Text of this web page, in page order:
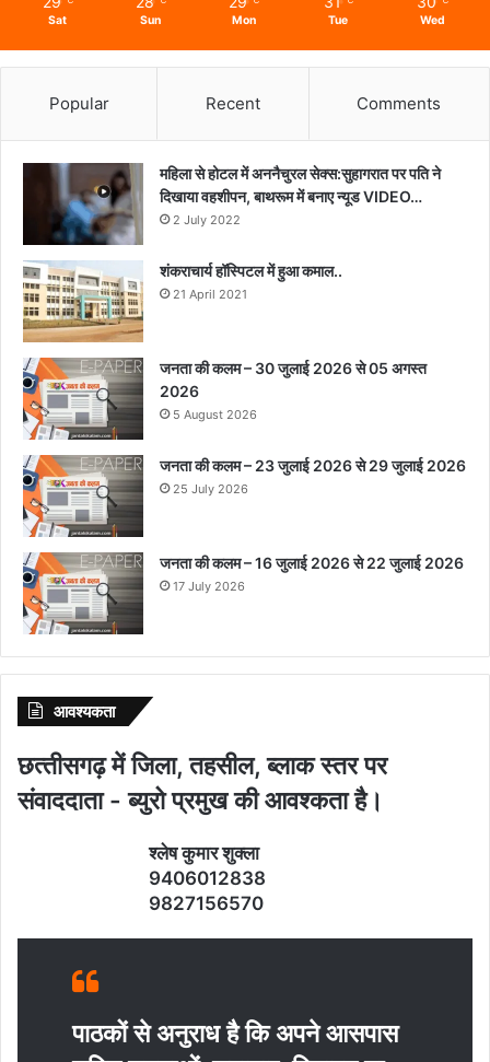
Sat Sun Mon Tue Wed
Popular Recent Comments
महिला से होटल में अननैचुरल सेक्स:सुहागरात पर पति ने
दिखाया वहशीपन, बाथरूम में बनाए न्यूड VIDEO…
2 July 2022
शंकराचार्य हॉस्पिटल में हुआ कमाल..
21 April 2021
जनता की कलम – 30 जुलाई 2026 से 05 अगस्त
2026
5 August 2026
जनता की कलम – 23 जुलाई 2026 से 29 जुलाई 2026
25 July 2026
जनता की कलम – 16 जुलाई 2026 से 22 जुलाई 2026
17 July 2026
आवश्‍यकता
छत्‍तीसगढ़ में जिला, तहसील, ब्‍लाक स्‍तर पर
संवाददाता - ब्‍युरो प्रमुख की आवश्‍कता है।
श्‍लेष कुमार शुक्‍ला
9406012838
9827156570
पाठकों से अनुराध है कि अपने आसपास